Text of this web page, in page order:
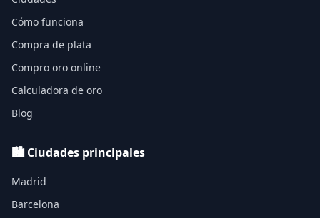
Cómo funciona
Compra de plata
Compro oro online
Calculadora de oro
Blog
🏙️ Ciudades principales
Madrid
Barcelona